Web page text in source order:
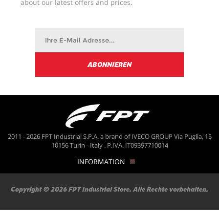
about our latest offers and prices.
2011 - 2026 FPT Industrial S.P.A. a brand of IVECO GROUP Via Puglia, 15
10156 Turin - Italy . P.IVA. IT09397710014
INFORMATION
Copyright © 2026 FPT Industrial Store. Alle Rechte vorbehalten.